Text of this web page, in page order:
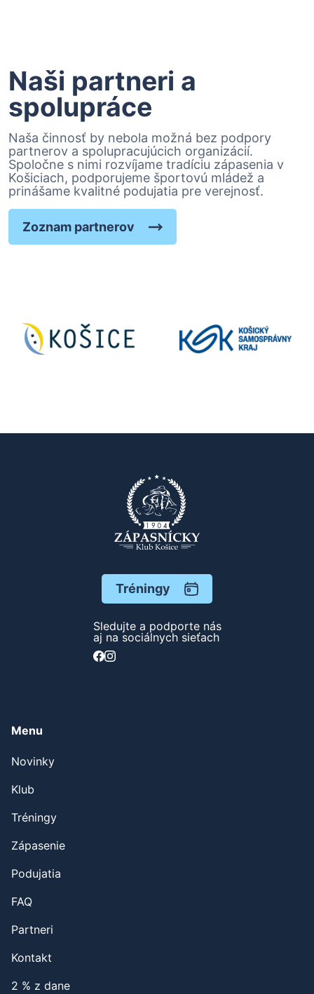
Naši partneri a
spolupráce
Naša činnosť by nebola možná bez podpory
partnerov a spolupracujúcich organizácií.
Spoločne s nimi rozvíjame tradíciu zápasenia v
Košiciach, podporujeme športovú mládež a
prinášame kvalitné podujatia pre verejnosť.
Zoznam partnerov
Tréningy
Sledujte a podporte nás
aj na sociálnych sieťach
Menu
Novinky
Klub
Tréningy
Zápasenie
Podujatia
FAQ
Partneri
Kontakt
2 % z dane